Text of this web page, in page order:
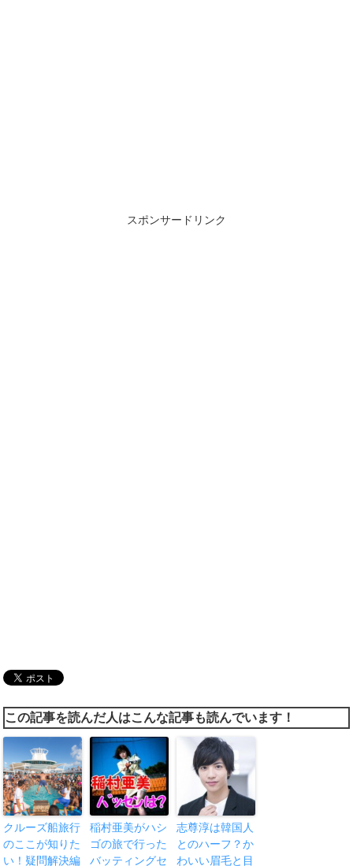
スポンサードリンク
この記事を読んだ人はこんな記事も読んでいます！
クルーズ船旅行
のここが知りた
い！疑問解決編
稲村亜美がハシ
ゴの旅で行った
バッティングセ
志尊淳は韓国人
とのハーフ？か
わいい眉毛と目